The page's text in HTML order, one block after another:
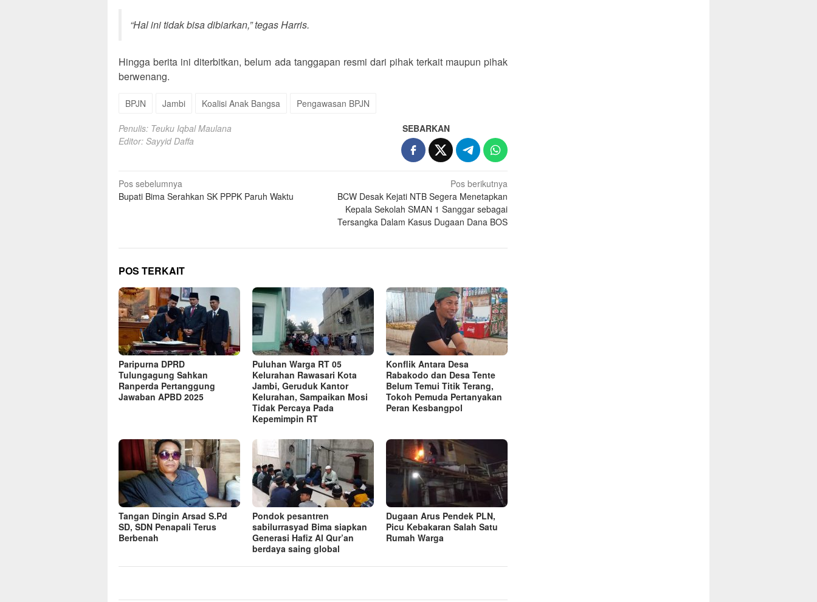
“Hal ini tidak bisa dibiarkan,” tegas Harris.
Hingga berita ini diterbitkan, belum ada tanggapan resmi dari pihak terkait maupun pihak
berwenang.
BPJN Jambi Koalisi Anak Bangsa Pengawasan BPJN
Penulis: Teuku Iqbal Maulana
Editor: Sayyid Daffa
SEBARKAN
Navigasi
pos
Pos sebelumnya
Bupati Bima Serahkan SK PPPK Paruh Waktu
Pos berikutnya
BCW Desak Kejati NTB Segera Menetapkan
Kepala Sekolah SMAN 1 Sanggar sebagai
Tersangka Dalam Kasus Dugaan Dana BOS
POS TERKAIT
Paripurna DPRD
Tulungagung Sahkan
Ranperda Pertanggung
Jawaban APBD 2025
Puluhan Warga RT 05
Kelurahan Rawasari Kota
Jambi, Geruduk Kantor
Kelurahan, Sampaikan Mosi
Tidak Percaya Pada
Kepemimpin RT
Konflik Antara Desa
Rabakodo dan Desa Tente
Belum Temui Titik Terang,
Tokoh Pemuda Pertanyakan
Peran Kesbangpol
Tangan Dingin Arsad S.Pd
SD, SDN Penapali Terus
Berbenah
Pondok pesantren
sabilurrasyad Bima siapkan
Generasi Hafiz Al Qur’an
berdaya saing global
Dugaan Arus Pendek PLN,
Picu Kebakaran Salah Satu
Rumah Warga